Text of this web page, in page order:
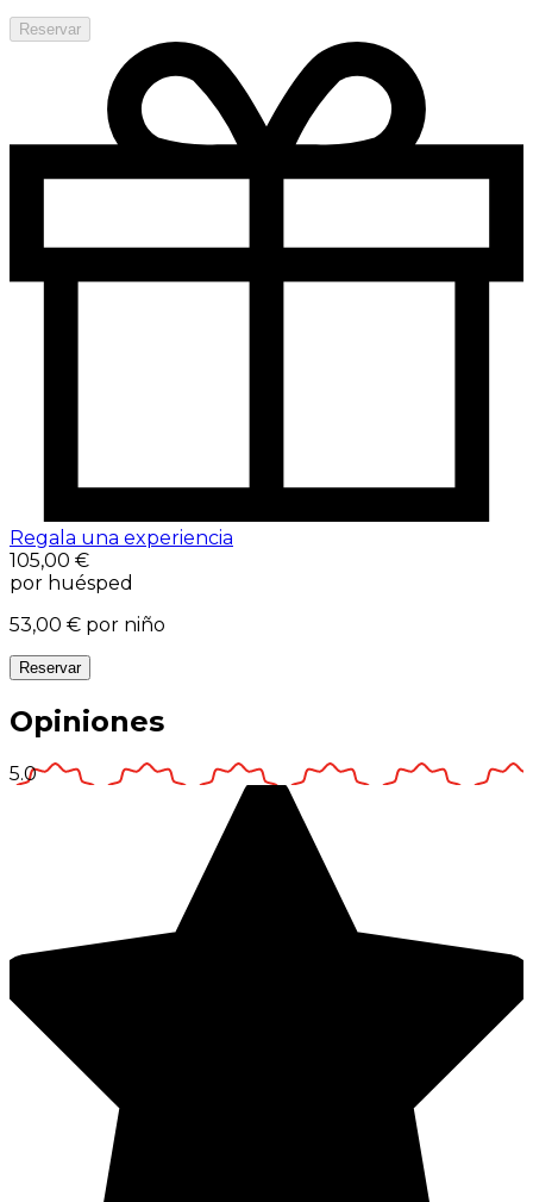
Reservar
Regala una experiencia
105,00 €
por huésped
53,00 € por niño
Reservar
Opiniones
5.0